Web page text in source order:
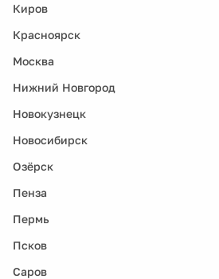
Киров
Красноярск
Москва
Нижний Новгород
Новокузнецк
Новосибирск
Озёрск
Пенза
Пермь
Псков
Саров